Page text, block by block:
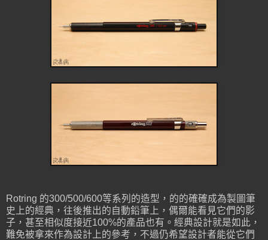
Rotring 的300/500/600等系列的造型，的的確確成為製圖筆
史上的經典，往後推出的自動鉛筆上，偶爾能看見它們的影
子，甚至相似度接近100%的產品也有。經典設計就是如此，
難免被拿來作為設計上的參考，不過仍希望設計者能從它們